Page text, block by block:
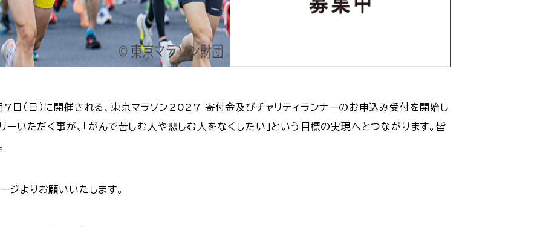
（日）に開催される、東京マラソン2027 寄付金及びチャリティランナーのお申込み受付を開始し
ーいただく事が、「がんで苦しむ人や悲しむ人をなくしたい」という目標の実現へとつながります。皆
ジよりお願いいたします。